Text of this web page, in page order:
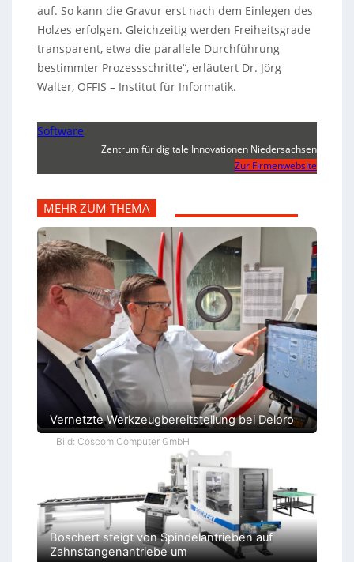
auf. So kann die Gravur erst nach dem Einlegen des
Holzes erfolgen. Gleichzeitig werden Freiheitsgrade
transparent, etwa die parallele Durchführung
bestimmter Prozessschritte“, erläutert Dr. Jörg
Walter, OFFIS – Institut für Informatik.
Software
Zentrum für digitale Innovationen Niedersachsen
Zur Firmenwebsite
MEHR ZUM THEMA
Vernetzte Werkzeugbereitstellung bei Deloro
Bild: Coscom Computer GmbH
Boschert steigt von Spindelantrieben auf
Zahnstangenantriebe um